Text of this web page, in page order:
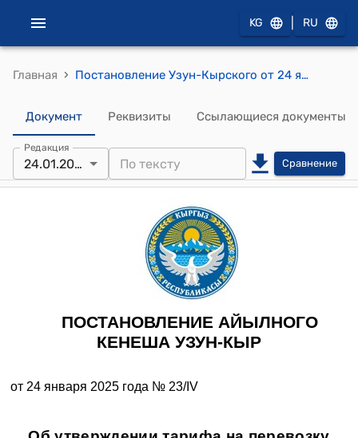
KG RU
Главная › Постановление Узун-Кырского от 24 января 2025 года № 23/IV "Об утверждении тарифа на перевозку пассажиров по маршруту №395 село Ленинское Ысык-Атинского района-Бишкек автобекети"
Документ Реквизиты Ссылающиеся документы
Редакция
24.01.2025 Сравнение